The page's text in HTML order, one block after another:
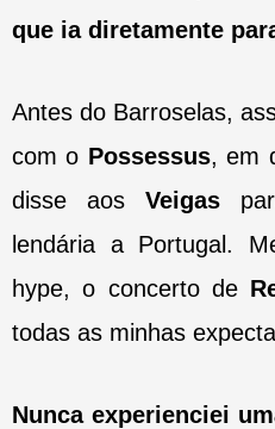
que ia diretamente
Antes do Barroselas,
com o Possessus, em
disse aos Veigas
lendária a Portugal.
hype, o concerto de
todas as minhas
Nunca experienciei